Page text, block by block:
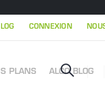
CONNEXION
PLANS ALCO BLOG